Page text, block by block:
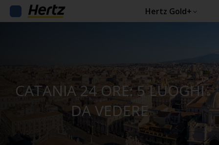
Hertz Gold+
CATANIA 24 ORE: 5 LUOGHI
DA VEDERE